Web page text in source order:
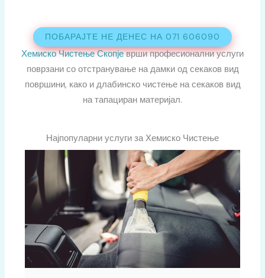
ПОБАРАЈТЕ НЕ ДЕНЕС НА 071 606090
Хемиско Чистење Скопјеврши професионални услуги
поврзани со отстранување на дамки од секаков вид
површини, како и длабинско чистење на секаков вид
на тапациран материјал.
Најпопуларни услуги за Хемиско Чистење